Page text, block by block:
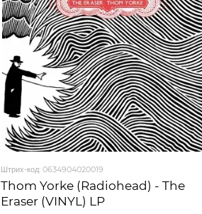
Штрих-код: 0634904020019
Thom Yorke (Radiohead) - The
Eraser (VINYL) LP